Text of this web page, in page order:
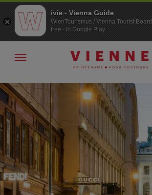
Navigation
Contenu
Afficher
la
navigation
ivie - Vienna Guide
WienTourismus / Vienna Tourist Board
free - In Google Play